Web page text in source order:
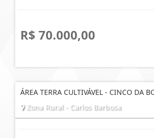
R$ 70.000,00
ÁREA TERRA CULTIVÁVEL - CINCO DA
Zona Rural - Carlos Barbosa